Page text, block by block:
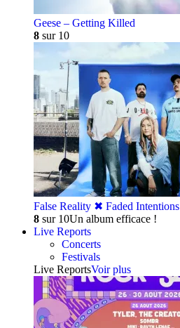
Geese – Getting Killed
8 sur 10
False Reality ✖︎ Faded Intentions
8 sur 10Un album efficace !
Live Reports
Concerts
Festivals
Live ReportsVoir plus